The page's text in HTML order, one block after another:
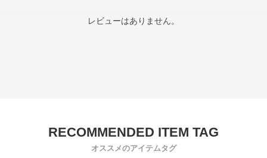
レビューはありません。
オススメのアイテムタグ